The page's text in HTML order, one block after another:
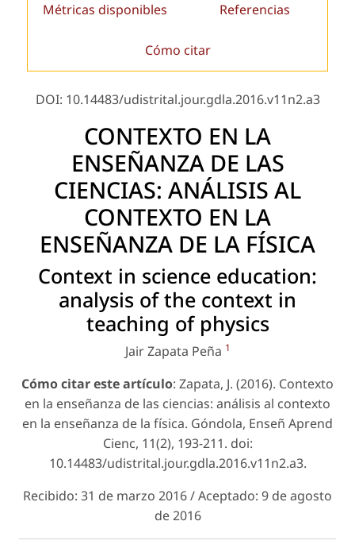
Métricas disponibles Referencias
Cómo citar
DOI: 10.14483/udistrital.jour.gdla.2016.v11n2.a3
CONTEXTO EN LA
ENSEÑANZA DE LAS
CIENCIAS: ANÁLISIS AL
CONTEXTO EN LA
ENSEÑANZA DE LA FÍSICA
Context in science education:
analysis of the context in
teaching of physics
Jair Zapata Peña 1
Cómo citar este artículo: Zapata, J. (2016). Contexto
en la enseñanza de las ciencias: análisis al contexto
en la enseñanza de la física. Góndola, Enseñ Aprend
Cienc, 11(2), 193-211. doi:
10.14483/udistrital.jour.gdla.2016.v11n2.a3.
Recibido: 31 de marzo 2016 / Aceptado: 9 de agosto
de 2016